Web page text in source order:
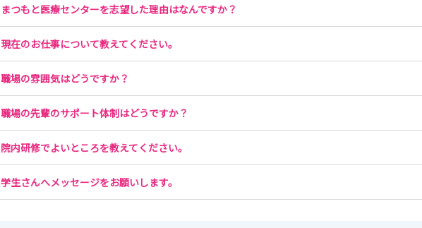
まつもと医療センターを志望した理由はなんですか？
現在のお仕事について教えてください。
職場の雰囲気はどうですか？
職場の先輩のサポート体制はどうですか？
院内研修でよいところを教えてください。
学生さんへメッセージをお願いします。